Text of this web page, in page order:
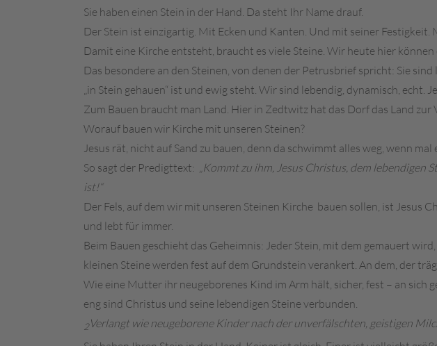
Sie haben einen Stein in der Hand. Da steht Ihr Name drauf.
Der Stein ist einzigartig. Mit Ecken und Kanten. Und mit seiner Festigkeit.
Damit eine Kirche entsteht, braucht es viele Steine. Wir heute hier können
Das besondere an den Steinen, von denen der Petrusbrief spricht: Sie
„in Stein gehauen“ ist und ewig steht. Wir sind lebendig, dynamisch, echt.
Zum Bauen braucht man Land. Hier in Zedtwitz hat das Dorf das Land zur
Worauf bauen wir Kirche mit unseren Steinen?
Jesus rät, nicht auf Sand zu bauen, denn da schwimmt alles weg, wenn
So sagt der Predigttext:
„Kommt zu ihm, Jesus Christus, dem
ist!“
Der Fels, auf dem wir mit unseren Steinen Kirche bauen sollen, ist Jesus
und lebt für immer.
Beim Bauen geschieht das Geheimnis: Jeder Stein, mit dem gemauert
kleinen Steine werden fest auf dem Grundstein verankert. An dem, der
Wie eine Mutter ihr neugeborenes Kind im Arm hält, sicher, fest – an sich
eng sind Christus und seine lebendigen Steine verbunden.
2Verlangt wie neugeborene Kinder nach der unverfälschten, geistigen